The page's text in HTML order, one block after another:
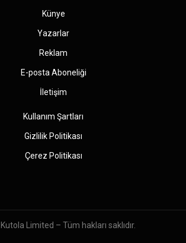
Künye
Yazarlar
Reklam
E-posta Aboneliği
İletişim
Kullanım Şartları
Gizlilik Politikası
Çerez Politikası
Kutola Limited – Tüm hakları saklıdır.